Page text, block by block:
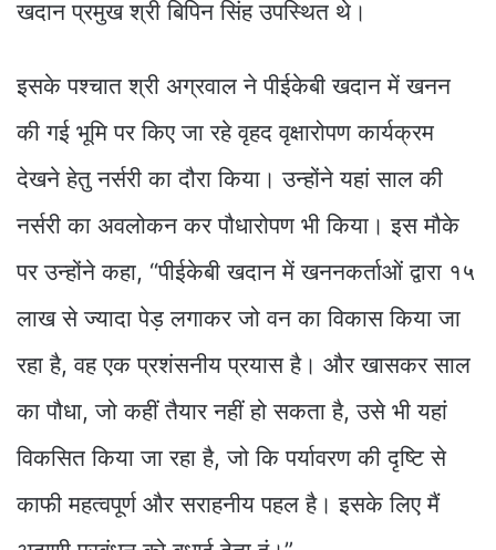
खदान प्रमुख श्री बिपिन सिंह उपस्थित थे।
इसके पश्चात श्री अग्रवाल ने पीईकेबी खदान में खनन
की गई भूमि पर किए जा रहे वृहद वृक्षारोपण कार्यक्रम
देखने हेतु नर्सरी का दौरा किया। उन्होंने यहां साल की
नर्सरी का अवलोकन कर पौधारोपण भी किया। इस मौके
पर उन्होंने कहा, “पीईकेबी खदान में खननकर्ताओं द्वारा १५
लाख से ज्यादा पेड़ लगाकर जो वन का विकास किया जा
रहा है, वह एक प्रशंसनीय प्रयास है। और खासकर साल
का पौधा, जो कहीं तैयार नहीं हो सकता है, उसे भी यहां
विकसित किया जा रहा है, जो कि पर्यावरण की दृष्टि से
काफी महत्वपूर्ण और सराहनीय पहल है। इसके लिए मैं